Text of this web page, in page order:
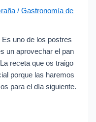
/Gastronomía de
uno de los postres
un aprovechar el pan
receta que os traigo
porque las haremos
para el día siguiente.